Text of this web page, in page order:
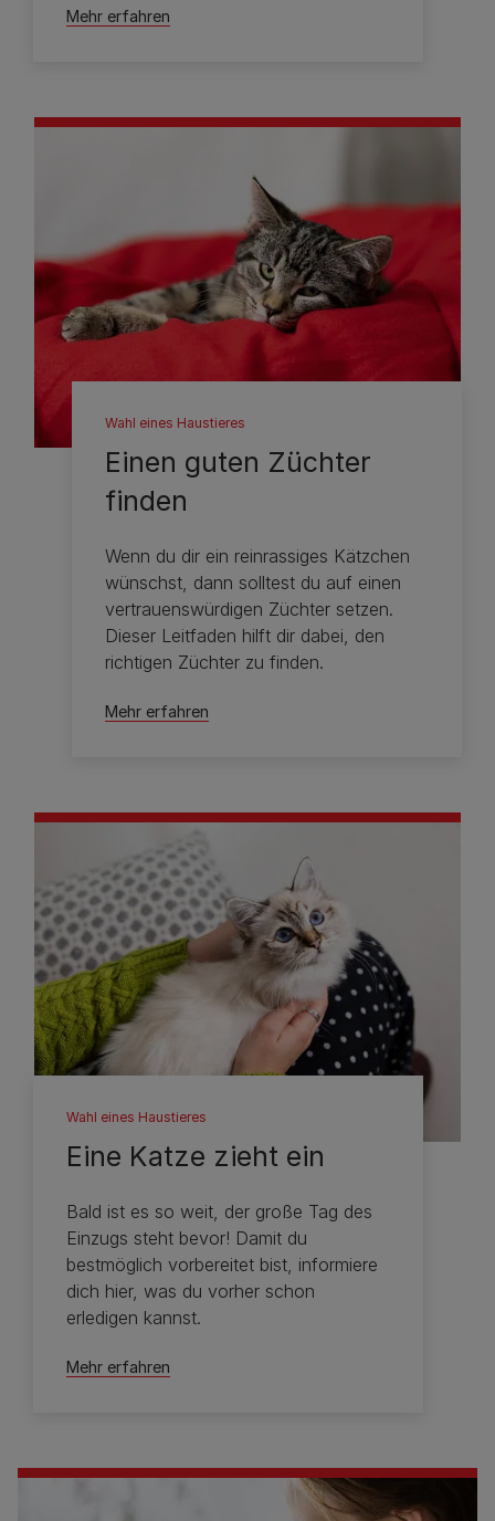
Mehr erfahren
Wahl eines Haustieres
Einen guten Züchter
finden
Wenn du dir ein reinrassiges Kätzchen
wünschst, dann solltest du auf einen
vertrauenswürdigen Züchter setzen.
Dieser Leitfaden hilft dir dabei, den
richtigen Züchter zu finden.
Mehr erfahren
Wahl eines Haustieres
Eine Katze zieht ein
Bald ist es so weit, der große Tag des
Einzugs steht bevor! Damit du
bestmöglich vorbereitet bist, informiere
dich hier, was du vorher schon
erledigen kannst.
Mehr erfahren